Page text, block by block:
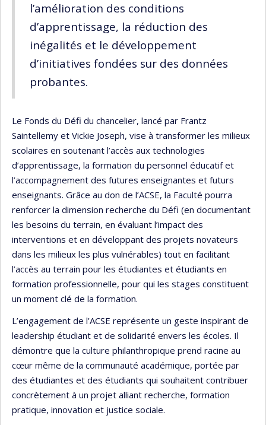
l’amélioration des conditions
d’apprentissage, la réduction des
inégalités et le développement
d’initiatives fondées sur des données
probantes.
Le Fonds du Défi du chancelier, lancé par Frantz
Saintellemy et Vickie Joseph, vise à transformer les milieux
scolaires en soutenant l’accès aux technologies
d’apprentissage, la formation du personnel éducatif et
l’accompagnement des futures enseignantes et futurs
enseignants. Grâce au don de l’ACSE, la Faculté pourra
renforcer la dimension recherche du Défi (en documentant
les besoins du terrain, en évaluant l’impact des
interventions et en développant des projets novateurs
dans les milieux les plus vulnérables) tout en facilitant
l’accès au terrain pour les étudiantes et étudiants en
formation professionnelle, pour qui les stages constituent
un moment clé de la formation.
L’engagement de l’ACSE représente un geste inspirant de
leadership étudiant et de solidarité envers les écoles. Il
démontre que la culture philanthropique prend racine au
cœur même de la communauté académique, portée par
des étudiantes et des étudiants qui souhaitent contribuer
concrètement à un projet alliant recherche, formation
pratique, innovation et justice sociale.